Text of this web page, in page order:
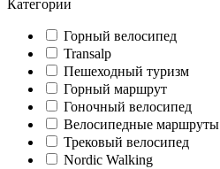
Категории
Горный велосипед
Transalp
Пешеходный туризм
Горный маршрут
Гоночный велосипед
Велосипедные маршруты
Трековый велосипед
Nordic Walking